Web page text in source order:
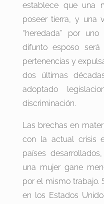
establece que una
poseer tierra, y una
“heredada” por
difunto esposo
pertenencias y
dos últimas
adoptado
discriminación.
Las brechas en
con la actual crisis
países
una mujer gane
por el mismo trabajo.
en los Estados